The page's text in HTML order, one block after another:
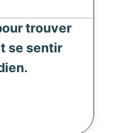
trouver
se sentir